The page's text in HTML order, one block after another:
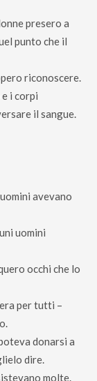
presero a
punto che il
riconoscere.
i corpi
il sangue.
avevano
uomini
occhi che lo
per tutti –
donarsi a
dire.
molte.